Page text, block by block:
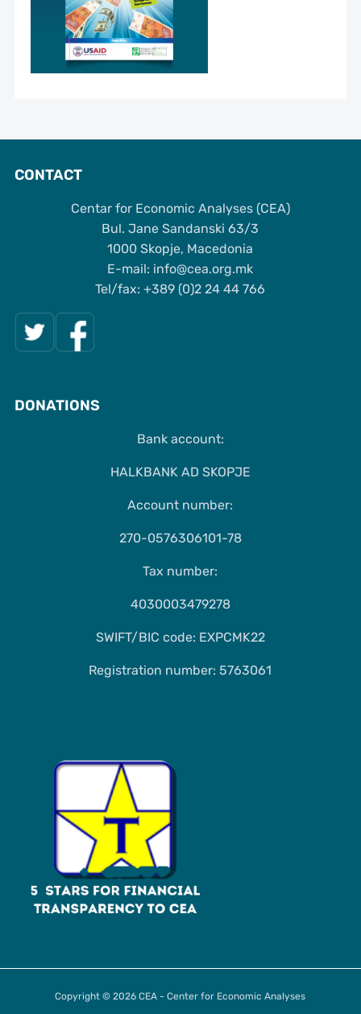
CONTACT
Centar for Economic Analyses (CEA)
Bul. Jane Sandanski 63/3
1000 Skopje, Macedonia
Е-mail: info@cea.org.mk
Tel/fax: +389 (0)2 24 44 766
DONATIONS
Bank account:
HALKBANK AD SKOPJE
Account number:
270-0576306101-78
Tax number:
4030003479278
SWIFT/BIC code: EXPCMK22
Registration number: 5763061
Copyright © 2026 CEA - Center for Economic Analyses